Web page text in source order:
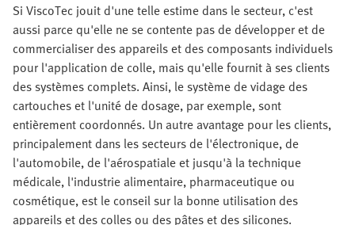
Si ViscoTec jouit d'une telle estime dans le secteur, c'est
aussi parce qu'elle ne se contente pas de développer et de
commercialiser des appareils et des composants individuels
pour l'application de colle, mais qu'elle fournit à ses clients
des systèmes complets. Ainsi, le système de vidage des
cartouches et l'unité de dosage, par exemple, sont
entièrement coordonnés. Un autre avantage pour les clients,
principalement dans les secteurs de l'électronique, de
l'automobile, de l'aérospatiale et jusqu'à la technique
médicale, l'industrie alimentaire, pharmaceutique ou
cosmétique, est le conseil sur la bonne utilisation des
appareils et des colles ou des pâtes et des silicones.